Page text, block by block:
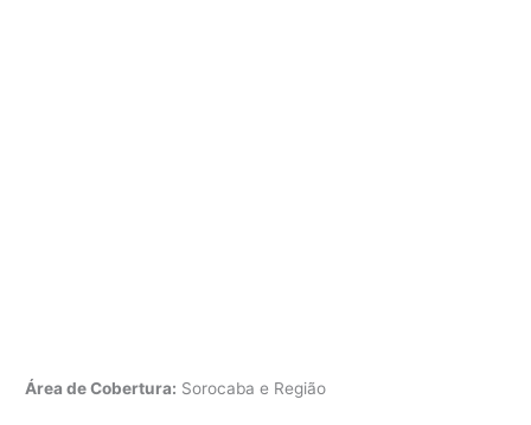
Área de Cobertura: Sorocaba e Região